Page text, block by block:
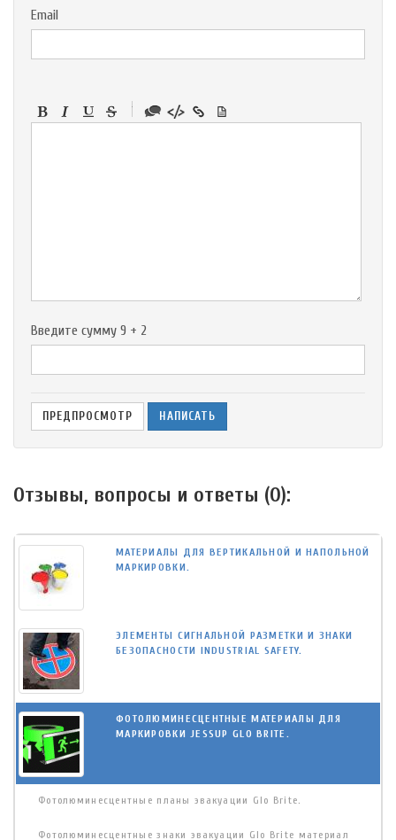
Email
-
-
Введите сумму 9 + 2
Отзывы, вопросы и ответы (0):
МАТЕРИАЛЫ ДЛЯ ВЕРТИКАЛЬНОЙ И НАПОЛЬНОЙ
МАРКИРОВКИ.
ЭЛЕМЕНТЫ СИГНАЛЬНОЙ РАЗМЕТКИ И ЗНАКИ
БЕЗОПАСНОСТИ INDUSTRIAL SAFETY.
ФОТОЛЮМИНЕСЦЕНТНЫЕ МАТЕРИАЛЫ ДЛЯ
МАРКИРОВКИ JESSUP GLO BRITE.
Фотолюминесцентные планы эвакуации Glo Brite.
Фотолюминесцентные знаки эвакуации Glo Brite материал